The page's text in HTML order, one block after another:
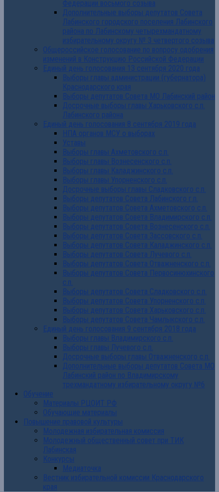
Федерации восьмого созыва
Дополнительные выборы депутатов Совета
Лабинского городского поселения Лабинского
района по Лабинскому четырехмандатному
избирательному округу № 3 четвертого созыва
Общероссийское голосование по вопросу одобрения
изменений в Конструкцию Российской Федерации
Единый день голосования 13 сентября 2020 года
Выборы главы администрации (губернатора)
Краснодарского края
Выборы депутатов Совета МО Лабинский район
Досрочные выборы главы Харьковского с.п.
Лабинского района
Единый день голосования 8 сентября 2019 года
НПА органов МСУ о выборах
Уставы
Выборы главы Ахметовского с.п.
Выборы главы Вознесенского с.п.
Выборы главы Каладжинского с.п.
Выборы главы Упорненского с.п.
Досрочные выборы главы Сладковского с.п.
Выборы депутатов Совета Лабинского г.п.
Выборы депутатов Совета Ахметовского с.п.
Выборы депутатов Совета Владимирского с.п.
Выборы депутатов Совета Вознесенского с.п.
Выборы депутатов Совета Зассовского с.п.
Выборы депутатов Совета Каладжинского с.п.
Выборы депутатов Совета Лучевого с.п.
Выборы депутатов Совета Отважненского с.п.
Выборы депутатов Совета Первосинюхинского
с.п.
Выборы депутатов Совета Сладковского с.п.
Выборы депутатов Совета Упорненского с.п.
Выборы депутатов Совета Харьковского с.п.
Выборы депутатов Совета Чамлыкского с.п.
Единый день голосования 9 сентября 2018 года
Выборы главы Владимирского с.п.
Выборы главы Лучевого с.п.
Досрочные выборы главы Отважненского с.п.
Дополнительные выборы депутатов Совета МО
Лабинский район по Владимирскому
трехмандатному избирательному округу №6
Обучение
Материалы РЦОИТ РФ
Обучающие материалы
Повышение правовой культуры
Молодежная избирательная комиссия
Молодежный общественный совет при ТИК
Лабинская
Конкурсы
Медиаточка
Вестник избирательной комиссии Краснодарского
края